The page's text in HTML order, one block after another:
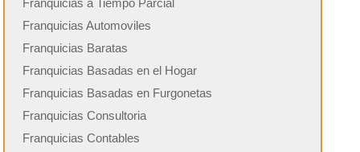
Franquicias Automoviles
Franquicias Baratas
Franquicias Basadas en el Hogar
Franquicias Basadas en Furgonetas
Franquicias Consultoria
Franquicias Contables